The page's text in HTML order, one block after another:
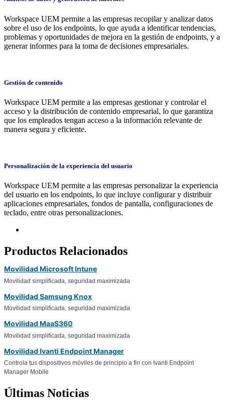
Workspace UEM permite a las empresas recopilar y analizar datos
sobre el uso de los endpoints, lo que ayuda a identificar tendencias,
problemas y oportunidades de mejora en la gestión de endpoints, y a
generar informes para la toma de decisiones empresariales.
Gestión de contenido
Workspace UEM permite a las empresas gestionar y controlar el
acceso y la distribución de contenido empresarial, lo que garantiza
que los empleados tengan acceso a la información relevante de
manera segura y eficiente.
Personalización de la experiencia del usuario
Workspace UEM permite a las empresas personalizar la experiencia
del usuario en los endpoints, lo que incluye configurar y distribuir
aplicaciones empresariales, fondos de pantalla, configuraciones de
teclado, entre otras personalizaciones.
Productos Relacionados
Movilidad Microsoft Intune
Movilidad simplificada, seguridad maximizada
Movilidad Samsung Knox
Movilidad simplificada, seguridad maximizada
Movilidad MaaS360
Movilidad simplificada, seguridad maximizada
Movilidad Ivanti Endpoint Manager
Controla tus dispositivos móviles de principio a fin con Ivanti Endpoint
Manager Mobile
Últimas Noticias